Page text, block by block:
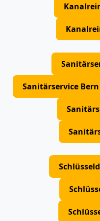
Sanitärservice Bern